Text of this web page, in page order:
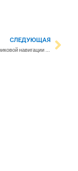
СЛЕДУЮЩАЯ
Помехи спутниковой навигации усилились в Финском заливе после того, как Украина начала наносить воздушные удары по России